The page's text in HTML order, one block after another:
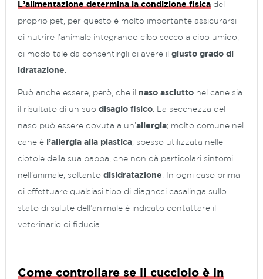
L’alimentazione determina la condizione fisica del
proprio pet, per questo è molto importante assicurarsi
di nutrire l’animale integrando cibo secco a cibo umido,
di modo tale da consentirgli di avere il giusto grado di
idratazione
Può anche essere, però, che il naso asciutto nel cane sia
il risultato di un suo disagio fisico . La secchezza del
naso può essere dovuta a un’allergia; molto comune nel
cane è l’allergia alla plastica , spesso utilizzata nelle
ciotole della sua pappa, che non dà particolari sintomi
nell’animale, soltanto disidratazione . In ogni caso prima
di effettuare qualsiasi tipo di diagnosi casalinga sullo
stato di salute dell’animale è indicato contattare il
veterinario di fiducia.
Come controllare se il cucciolo è in